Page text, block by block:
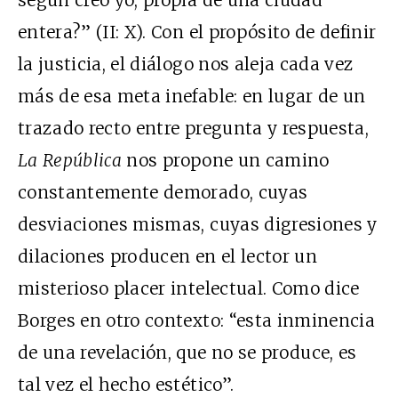
entera?” (II: X). Con el propósito de definir
la justicia, el diálogo nos aleja cada vez
más de esa meta inefable: en lugar de un
trazado recto entre pregunta y respuesta,
La República nos propone un camino
constantemente demorado, cuyas
desviaciones mismas, cuyas digresiones y
dilaciones producen en el lector un
misterioso placer intelectual. Como dice
Borges en otro contexto: “esta inminencia
de una revelación, que no se produce, es
tal vez el hecho estético”.